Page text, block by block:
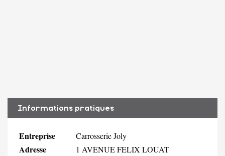
Informations pratiques
Entreprise Carrosserie Joly
Adresse 1 AVENUE FELIX LOUAT